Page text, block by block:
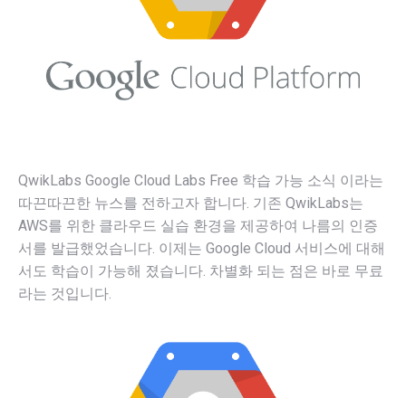
QwikLabs Google Cloud Labs Free 학습 가능 소식 이라는
따끈따끈한 뉴스를 전하고자 합니다. 기존 QwikLabs는
AWS를 위한 클라우드 실습 환경을 제공하여 나름의 인증
서를 발급했었습니다. 이제는 Google Cloud 서비스에 대해
서도 학습이 가능해 졌습니다. 차별화 되는 점은 바로 무료
라는 것입니다.